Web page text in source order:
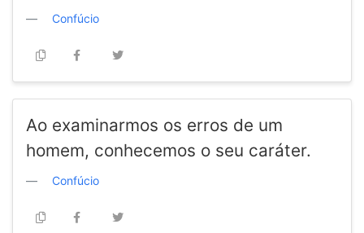
Confúcio
Ao examinarmos os erros de um
homem, conhecemos o seu caráter.
Confúcio